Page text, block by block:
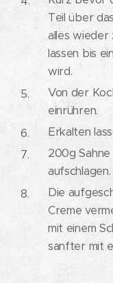
Teil über
alles wieder
lassen bis
wird.
Von der
einrühren.
Erkalten
200g
aufschlagen.
Die
Creme
mit einem
sanfter mit